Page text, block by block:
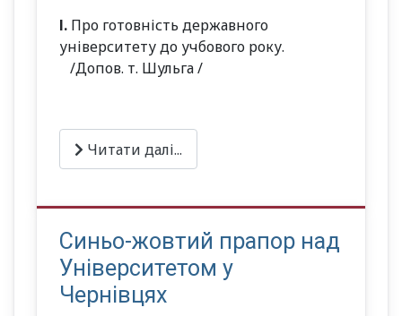
І. Про готовність державного
університету до учбового року.
/Допов. т. Шульга /
Читати далі...
Синьо-жовтий прапор над
Університетом у
Чернівцях